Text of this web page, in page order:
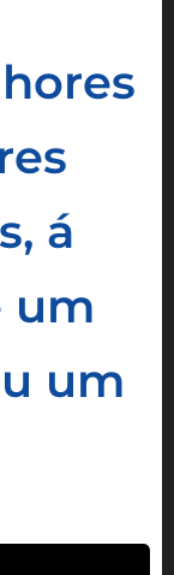
á
um
um